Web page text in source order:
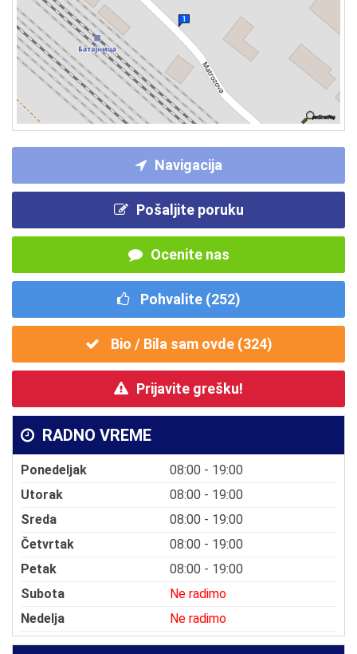
Navigacija
Pošaljite poruku
Ocenite nas
Pohvalite (252)
Bio / Bila sam ovde (324)
Prijavite grešku!
RADNO VREME
Ponedeljak
08:00 - 19:00
Utorak
08:00 - 19:00
Sreda
08:00 - 19:00
Četvrtak
08:00 - 19:00
Petak
08:00 - 19:00
Subota
Ne radimo
Nedelja
Ne radimo